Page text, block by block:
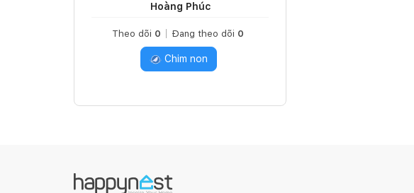
Hoàng Phúc
Theo dõi 0 Đang theo dõi 0
Chim non